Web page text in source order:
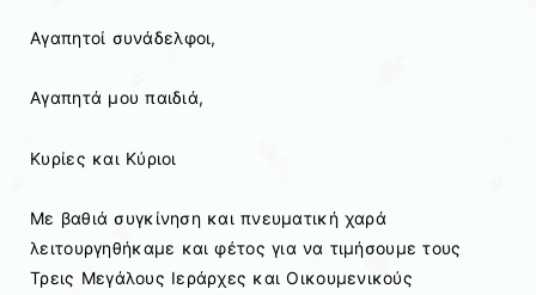
Αγαπητοί συνάδελφοι,
Αγαπητά μου παιδιά,
Κυρίες και Κύριοι
Με βαθιά συγκίνηση και πνευματική χαρά
λειτουργηθήκαμε και φέτος για να τιμήσουμε τους
Τρεις Μεγάλους Ιεράρχες και Οικουμενικούς